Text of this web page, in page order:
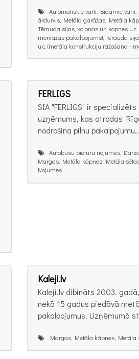
Automātiskie vārti, Bīdāmie
ārdurvis, Metāla garāžas, Metāla
Tērauda sijas, kolonas un kopnes
montāžas pakalpojums), Tērauda
u.c. (metāla konstrukciju ražošana -
FERLIGS
SIA "FERLIGS" ir
uzņēmums, kas atrodas
nodrošina pilnu
Autobusu pieturu nojumes,
Margas, Metāla kāpnes, Metāla
Nojumes
Kaleji.lv
Kaleji.lv dibināts 2003.
nekā 15 gadus piedāvā
pakalpojumus. Uzņēmumā
Margas, Metāla kāpnes, Metāla